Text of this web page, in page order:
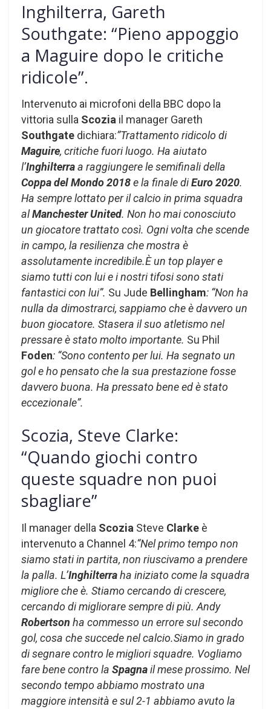
Inghilterra, Gareth
Southgate: “Pieno appoggio
a Maguire dopo le critiche
ridicole”.
Intervenuto ai microfoni della BBC dopo la
vittoria sulla Scozia il manager Gareth
Southgate dichiara:”Trattamento ridicolo di
Maguire, critiche fuori luogo. Ha aiutato
l’Inghilterraa raggiungere le semifinali della
Coppa del Mondo 2018e la finale diEuro 2020.
Ha sempre lottato per il calcio in prima squadra
alManchester United. Non ho mai conosciuto
un giocatore trattato così. Ogni volta che scende
in campo, la resilienza che mostra è
assolutamente incredibile.È un top player e
siamo tutti con lui e i nostri tifosi sono stati
fantastici con lui”. Su Jude Bellingham: “Non ha
nulla da dimostrarci, sappiamo che è davvero un
buon giocatore. Stasera il suo atletismo nel
pressare è stato molto importante. Su Phil
Foden: “Sono contento per lui. Ha segnato un
gol e ho pensato che la sua prestazione fosse
davvero buona. Ha pressato bene ed è stato
eccezionale”.
Scozia, Steve Clarke:
“Quando giochi contro
queste squadre non puoi
sbagliare”
Il manager della Scozia Steve Clarke è
intervenuto a Channel 4:“Nel primo tempo non
siamo stati in partita, non riuscivamo a prendere
la palla. L’Inghilterraha iniziato come la squadra
migliore che è. Stiamo cercando di crescere,
cercando di migliorare sempre di più. Andy
Robertson ha commesso un errore sul secondo
gol, cosa che succede nel calcio.Siamo in grado
di segnare contro le migliori squadre. Vogliamo
fare bene contro la Spagnail mese prossimo. Nel
secondo tempo abbiamo mostrato una
maggiore intensità e sul 2-1 abbiamo avuto la